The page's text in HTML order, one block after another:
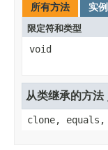
所有方法 实
限定符和类型
void
从类继承的方
clone,